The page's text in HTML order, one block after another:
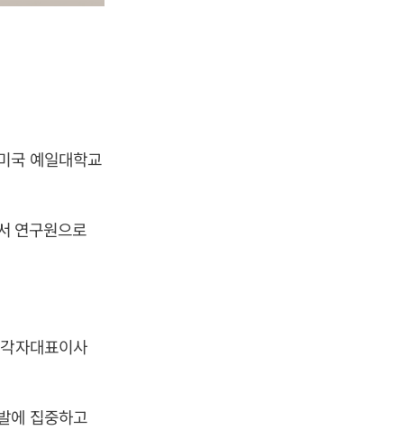
국 예일대학교
연구원으로
자대표이사
에 집중하고